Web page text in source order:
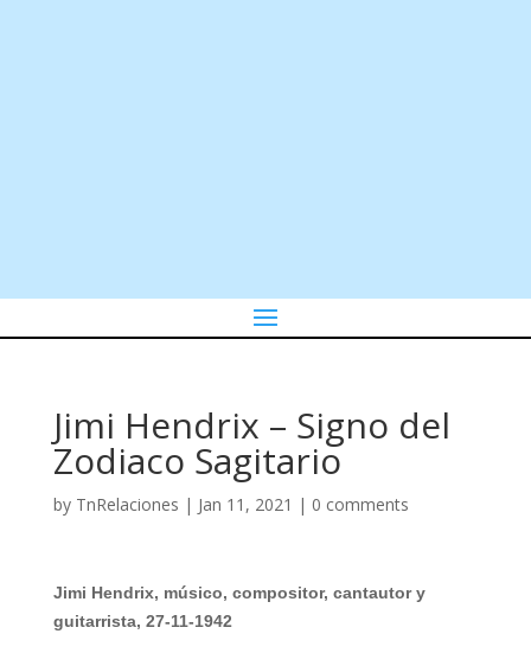
Jimi Hendrix – Signo del
Zodiaco Sagitario
by TnRelaciones | Jan 11, 2021 | 0 comments
Jimi Hendrix, músico, compositor, cantautor y
guitarrista, 27-11-1942